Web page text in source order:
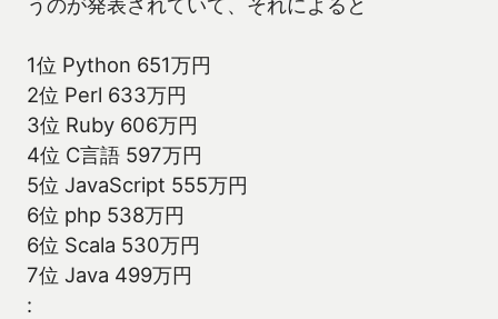
1位 Python 651万円
2位 Perl 633万円
3位 Ruby 606万円
4位 C言語 597万円
5位 JavaScript 555万円
6位 php 538万円
6位 Scala 530万円
7位 Java 499万円
: